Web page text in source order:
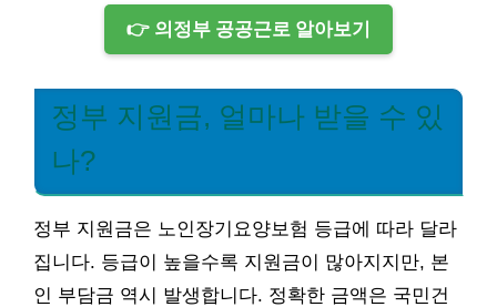
👉 의정부 공공근로 알아보기
정부 지원금, 얼마나 받을 수 있
나?
정부 지원금은 노인장기요양보험 등급에 따라 달라
집니다. 등급이 높을수록 지원금이 많아지지만, 본
인 부담금 역시 발생합니다. 정확한 금액은 국민건